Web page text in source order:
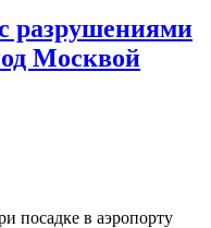
разрушениями
Москвой
посадке в аэропорту